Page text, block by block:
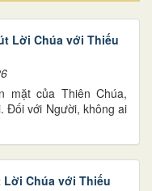
Lời Chúa với Thiếu
mặt của Thiên Chúa,
Đối với Người, không ai
Lời Chúa với Thiếu